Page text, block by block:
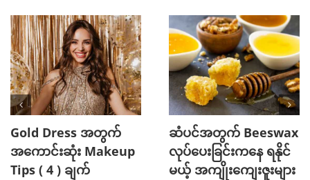
Gold Dress အတွက်
အကောင်းဆုံး Makeup
Tips ( 4 ) ချက်
ဆံပင်အတွက် Beeswax
လုပ်ပေးခြင်းကနေ ရနိုင်
မယ့် အကျိုးကျေးဇူးများ